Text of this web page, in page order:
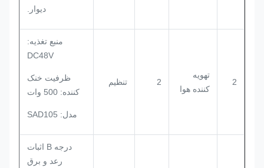
دیوار.
2
تهویه
کننده هوا
2 تنظیم
منبع تغذیه:
DC48V
ظرفیت خنک
کننده: 500 وات
مدل: SAD105
درجه B اثبات
رعد و برق